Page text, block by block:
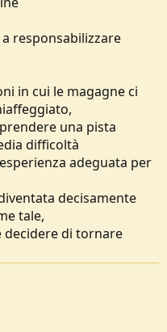
responsabilizzare
in cui le magagne ci
una pista
difficoltà
adeguata per
decisamente
tale,
decidere di tornare